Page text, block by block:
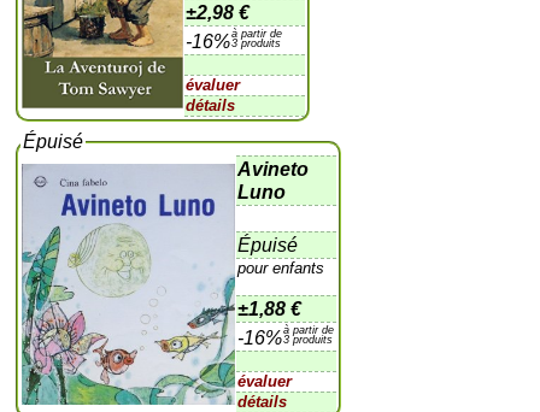
±2,98 €
-16%à partir de
3 produits
évaluer
détails
Épuisé
Avineto
Luno
Épuisé
pour enfants
±1,88 €
-16%à partir de
3 produits
évaluer
détails